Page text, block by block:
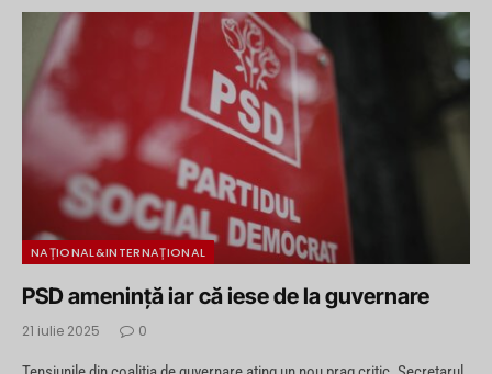
NAȚIONAL&INTERNAȚIONAL
PSD amenință iar că iese de la guvernare
21 iulie 2025 0